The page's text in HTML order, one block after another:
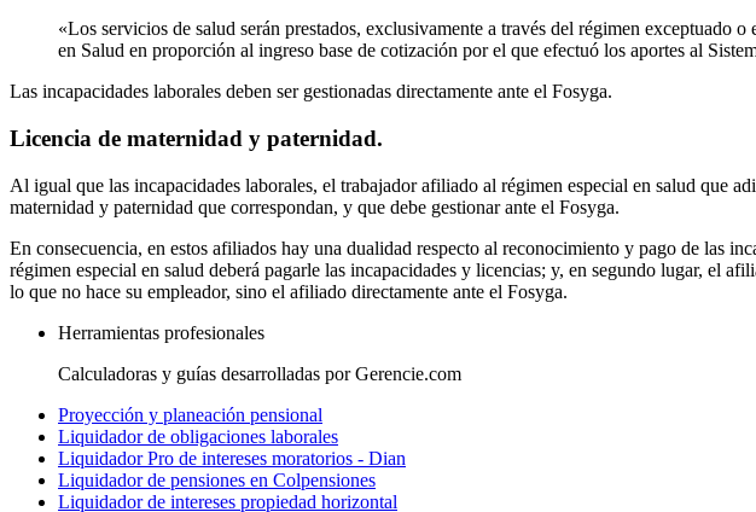
«Los servicios de salud serán prestados, exclusivamente a través del régimen exceptuado
en Salud en proporción al ingreso base de cotización por el que efectuó los aportes al
Las incapacidades laborales deben ser gestionadas directamente ante el Fosyga.
Licencia de maternidad y paternidad.
Al igual que las incapacidades laborales, el trabajador afiliado al régimen especial en salud que
maternidad y paternidad que correspondan, y que debe gestionar ante el Fosyga.
En consecuencia, en estos afiliados hay una dualidad respecto al reconocimiento y pago de las
régimen especial en salud deberá pagarle las incapacidades y licencias; y, en segundo lugar, el
lo que no hace su empleador, sino el afiliado directamente ante el Fosyga.
Herramientas profesionales
Calculadoras y guías desarrolladas por Gerencie.com
Proyección y planeación pensional
Liquidador de obligaciones laborales
Liquidador Pro de intereses moratorios - Dian
Liquidador de pensiones en Colpensiones
Liquidador de intereses propiedad horizontal